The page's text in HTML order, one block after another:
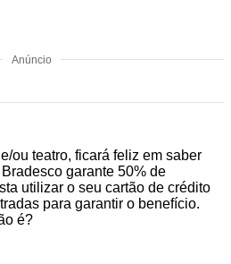
Anúncio
ou teatro, ficará feliz em saber
garante 50% de
utilizar o seu cartão de crédito
para garantir o benefício.
é?